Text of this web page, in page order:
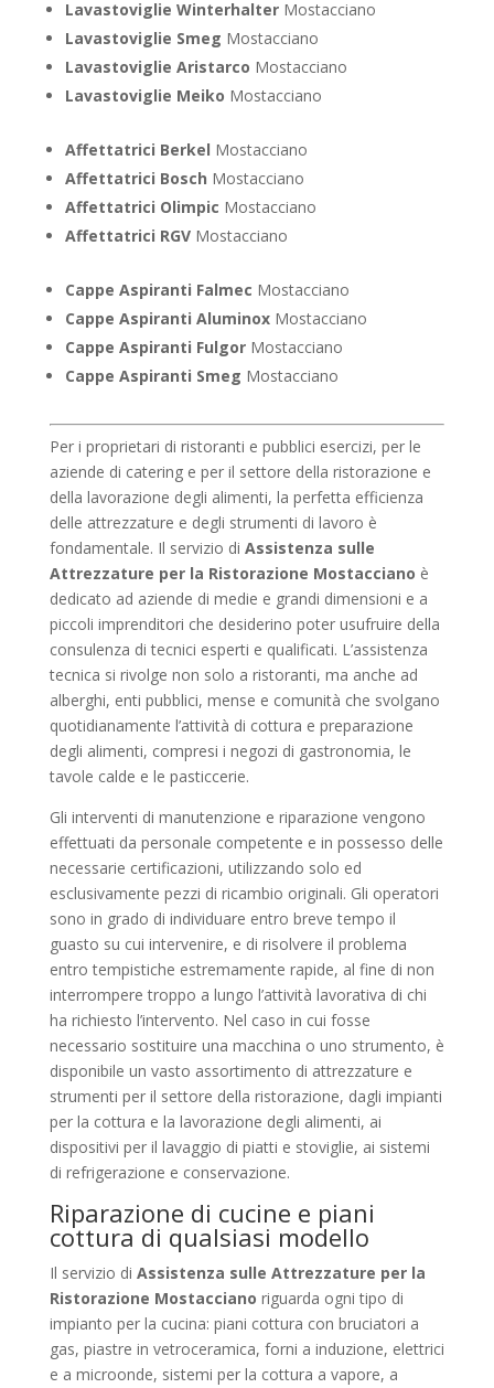
Lavastoviglie WinterhalterMostacciano
Lavastoviglie Smeg Mostacciano
Lavastoviglie Aristarco Mostacciano
Lavastoviglie Meiko Mostacciano
Affettatrici Berkel Mostacciano
Affettatrici Bosch Mostacciano
Affettatrici Olimpic Mostacciano
Affettatrici RGVMostacciano
Cappe Aspiranti Falmec Mostacciano
Cappe Aspiranti AluminoxMostacciano
Cappe Aspiranti FulgorMostacciano
Cappe Aspiranti Smeg Mostacciano
Per i proprietari di ristoranti e pubblici esercizi, per le
aziende di catering e per il settore della ristorazione e
della lavorazione degli alimenti, la perfetta efficienza
delle attrezzature e degli strumenti di lavoro è
fondamentale. Il servizio di Assistenza sulle
Attrezzature per la Ristorazione Mostacciano è
dedicato ad aziende di medie e grandi dimensioni e a
piccoli imprenditori che desiderino poter usufruire della
consulenza di tecnici esperti e qualificati. L’assistenza
tecnica si rivolge non solo a ristoranti, ma anche ad
alberghi, enti pubblici, mense e comunità che svolgano
quotidianamente l’attività di cottura e preparazione
degli alimenti, compresi i negozi di gastronomia, le
tavole calde e le pasticcerie.
Gli interventi di manutenzione e riparazione vengono
effettuati da personale competente e in possesso delle
necessarie certificazioni, utilizzando solo ed
esclusivamente pezzi di ricambio originali. Gli operatori
sono in grado di individuare entro breve tempo il
guasto su cui intervenire, e di risolvere il problema
entro tempistiche estremamente rapide, al fine di non
interrompere troppo a lungo l’attività lavorativa di chi
ha richiesto l’intervento. Nel caso in cui fosse
necessario sostituire una macchina o uno strumento, è
disponibile un vasto assortimento di attrezzature e
strumenti per il settore della ristorazione, dagli impianti
per la cottura e la lavorazione degli alimenti, ai
dispositivi per il lavaggio di piatti e stoviglie, ai sistemi
di refrigerazione e conservazione.
Riparazione di cucine e piani
cottura di qualsiasi modello
Il servizio di Assistenza sulle Attrezzature per la
Ristorazione Mostacciano riguarda ogni tipo di
impianto per la cucina: piani cottura con bruciatori a
gas, piastre in vetroceramica, forni a induzione, elettrici
e a microonde, sistemi per la cottura a vapore, a